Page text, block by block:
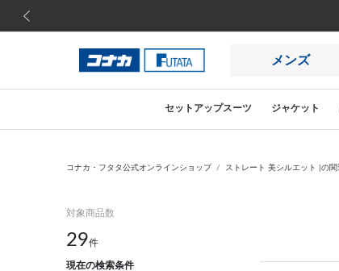
メンズ
セットアップスーツ ジャケット
コナカ・フタタ公式オンラインショップ ストレート 美シルエット |の
対象商品数
29件
現在の検索条件